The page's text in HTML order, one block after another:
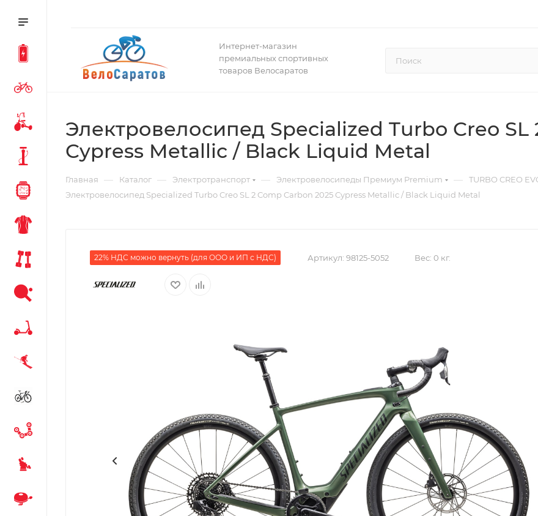
Интернет-магазин
премиальных спортивных
товаров Велосаратов
Электровелосипед Specialized Turbo Creo SL
Cypress Metallic / Black Liquid Metal
Главная — Каталог — Электротранспорт — Электровелосипеды Премиум Premium — TURBO CREO
Электровелосипед Specialized Turbo Creo SL 2 Comp Carbon 2025 Cypress Metallic / Black Liquid Metal
22% НДС можно вернуть (для ООО и ИП с НДС) Артикул: 98125-5052 Вес: 0 кг.